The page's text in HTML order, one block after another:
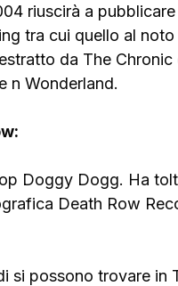
riuscirà a
tra cui quello al
da The Chronic
n Wonderland.
Doggy Dogg. Ha
Death Row
si possono trovare in